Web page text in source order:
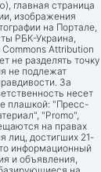
главная страница
изображения
на Портале,
РБК-Украина,
Attribution
не разделять точку
не подлежат
За
несет
плашкой: "Пресс-
"Promo",
на правах
лиц, достигших 21-
информационный
и объявления,